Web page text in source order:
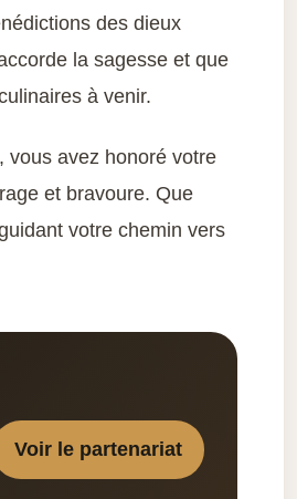
des dieux
la sagesse et que
à venir.
vous avez honoré votre
et bravoure. Que
votre chemin vers
Voir le partenariat